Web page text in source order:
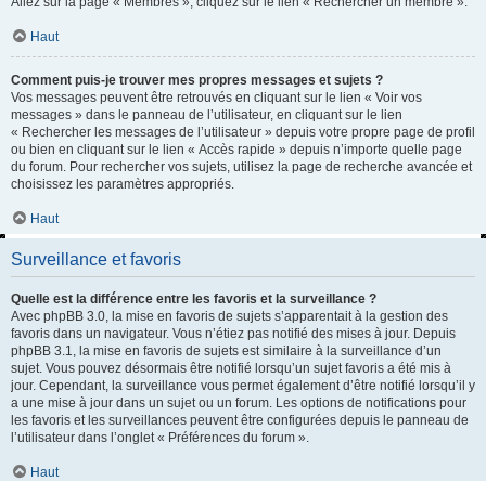
Haut
Comment puis-je trouver mes propres messages et sujets ?
Vos messages peuvent être retrouvés en cliquant sur le lien « Voir vos
messages » dans le panneau de l’utilisateur, en cliquant sur le lien
« Rechercher les messages de l’utilisateur » depuis votre propre page de profil
ou bien en cliquant sur le lien « Accès rapide » depuis n’importe quelle page
du forum. Pour rechercher vos sujets, utilisez la page de recherche avancée et
choisissez les paramètres appropriés.
Haut
Surveillance et favoris
Quelle est la différence entre les favoris et la surveillance ?
Avec phpBB 3.0, la mise en favoris de sujets s’apparentait à la gestion des
favoris dans un navigateur. Vous n’étiez pas notifié des mises à jour. Depuis
phpBB 3.1, la mise en favoris de sujets est similaire à la surveillance d’un
sujet. Vous pouvez désormais être notifié lorsqu’un sujet favoris a été mis à
jour. Cependant, la surveillance vous permet également d’être notifié lorsqu’il y
a une mise à jour dans un sujet ou un forum. Les options de notifications pour
les favoris et les surveillances peuvent être configurées depuis le panneau de
l’utilisateur dans l’onglet « Préférences du forum ».
Haut